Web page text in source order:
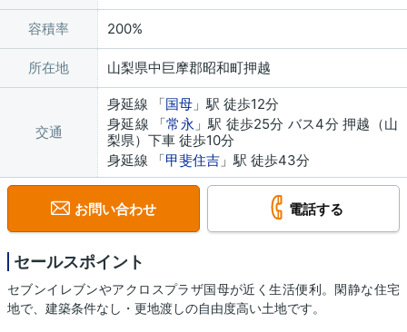
容積率 200%
所在地 山梨県中巨摩郡昭和町押越
交通
身延線 「国母 」駅 徒歩12分
身延線 「常永 」駅 徒歩25分 バス4分 押越（山
梨県）下車 徒歩10分
身延線 「甲斐住吉 」駅 徒歩43分
お問い合わせ 電話する
セールスポイント
セブンイレブンやアクロスプラザ国母が近く生活便利。閑静な住宅
地で、建築条件なし・更地渡しの自由度高い土地です。